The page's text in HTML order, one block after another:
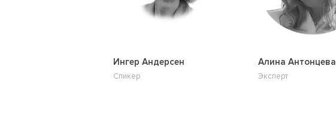
Ингер Андерсен
Спикер
Алина Антонцева
Эксперт